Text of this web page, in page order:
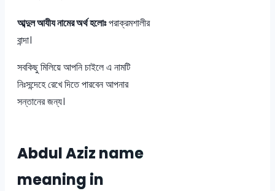
আব্দুল আযীয নামের অর্থ হলোঃপরাক্রমশালীর
বান্দা।
সবকিছু মিলিয়ে আপনি চাইলে এ নামটি
নিঃসন্দেহে রেখে দিতে পারবেন আপনার
সন্তানের জন্য।
Abdul Aziz name
meaning in